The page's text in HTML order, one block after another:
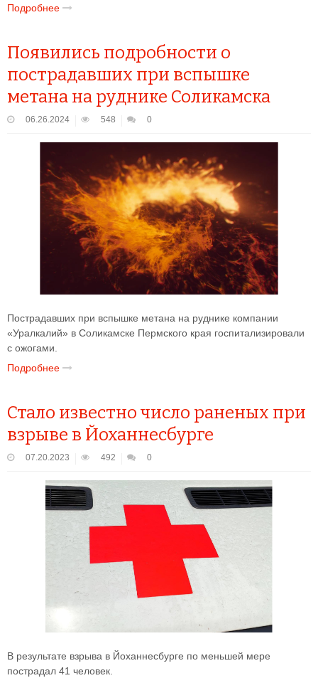
Подробнее
Появились подробности о
пострадавших при вспышке
метана на руднике Соликамска
06.26.2024 548 0
Пострадавших при вспышке метана на руднике компании
«Уралкалий» в Соликамске Пермского края госпитализировали
с ожогами.
Подробнее
Стало известно число раненых при
взрыве в Йоханнесбурге
07.20.2023 492 0
В результате взрыва в Йоханнесбурге по меньшей мере
пострадал 41 человек.